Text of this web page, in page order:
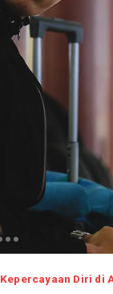
Diri di